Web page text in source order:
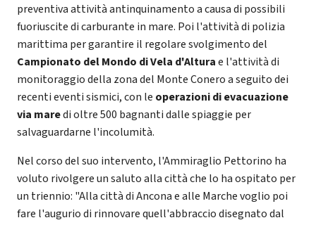
preventiva attività antinquinamento a causa di possibili
fuoriuscite di carburante in mare. Poi l'attività di polizia
marittima per garantire il regolare svolgimento del
Campionato del Mondo di Vela d'Alturae l'attività di
monitoraggio della zona del Monte Conero a seguito dei
recenti eventi sismici, con le operazioni di evacuazione
via maredi oltre 500 bagnanti dalle spiaggie per
salvaguardarne l'incolumità.
Nel corso del suo intervento, l'Ammiraglio Pettorino ha
voluto rivolgere un saluto alla città che lo ha ospitato per
un triennio: "Alla città di Ancona e alle Marche voglio poi
fare l'augurio di rinnovare quell'abbraccio disegnato dal